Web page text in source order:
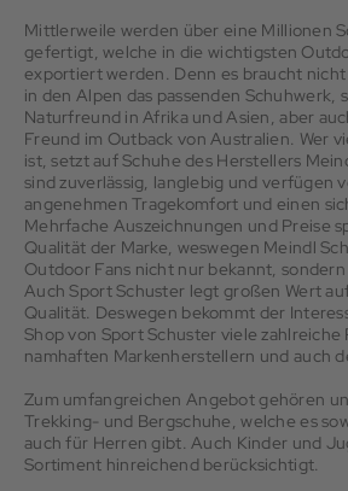
Mittlerweile werden über eine Millionen
gefertigt, welche in die wichtigsten
exportiert werden. Denn es braucht
in den Alpen das passenden Schuhwerk,
Naturfreund in Afrika und Asien, aber
Freund im Outback von Australien. Wer
ist, setzt auf Schuhe des Herstellers
sind zuverlässig, langlebig und verfügen
angenehmen Tragekomfort und einen
Mehrfache Auszeichnungen und Preise
Qualität der Marke, weswegen Meindl
Outdoor Fans nicht nur bekannt,
Auch Sport Schuster legt großen Wert
Qualität. Deswegen bekommt der
Shop von Sport Schuster viele
namhaften Markenherstellern und auch
Zum umfangreichen Angebot gehören
Trekking- und Bergschuhe, welche es
auch für Herren gibt. Auch Kinder und
Sortiment hinreichend berücksichtigt.